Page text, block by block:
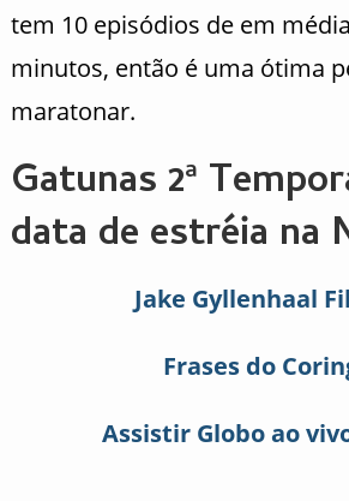
tem 10 episódios de em
minutos, então é uma ótima
maratonar.
Gatunas 2ª
data de estréia na
Jake Gyllenhaal
Frases do
Assistir Globo ao